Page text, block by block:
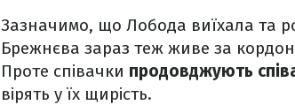
Зазначимо, що Лобода виїхала та
Брежнєва зараз теж живе за
Проте співачки продовджують
вірять у їх щирість.